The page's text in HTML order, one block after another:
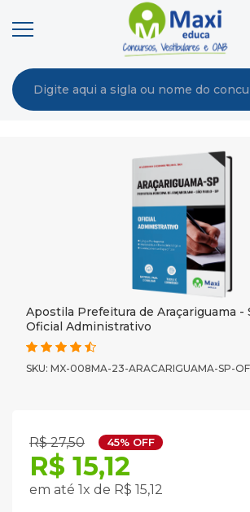
Apostila Prefeitura de Araçariguama -
Oficial Administrativo
SKU: MX-008MA-23-ARACARIGUAMA-SP-
R$ 27,50 45% OFF
R$ 15,12
em até 1x de R$ 15,12